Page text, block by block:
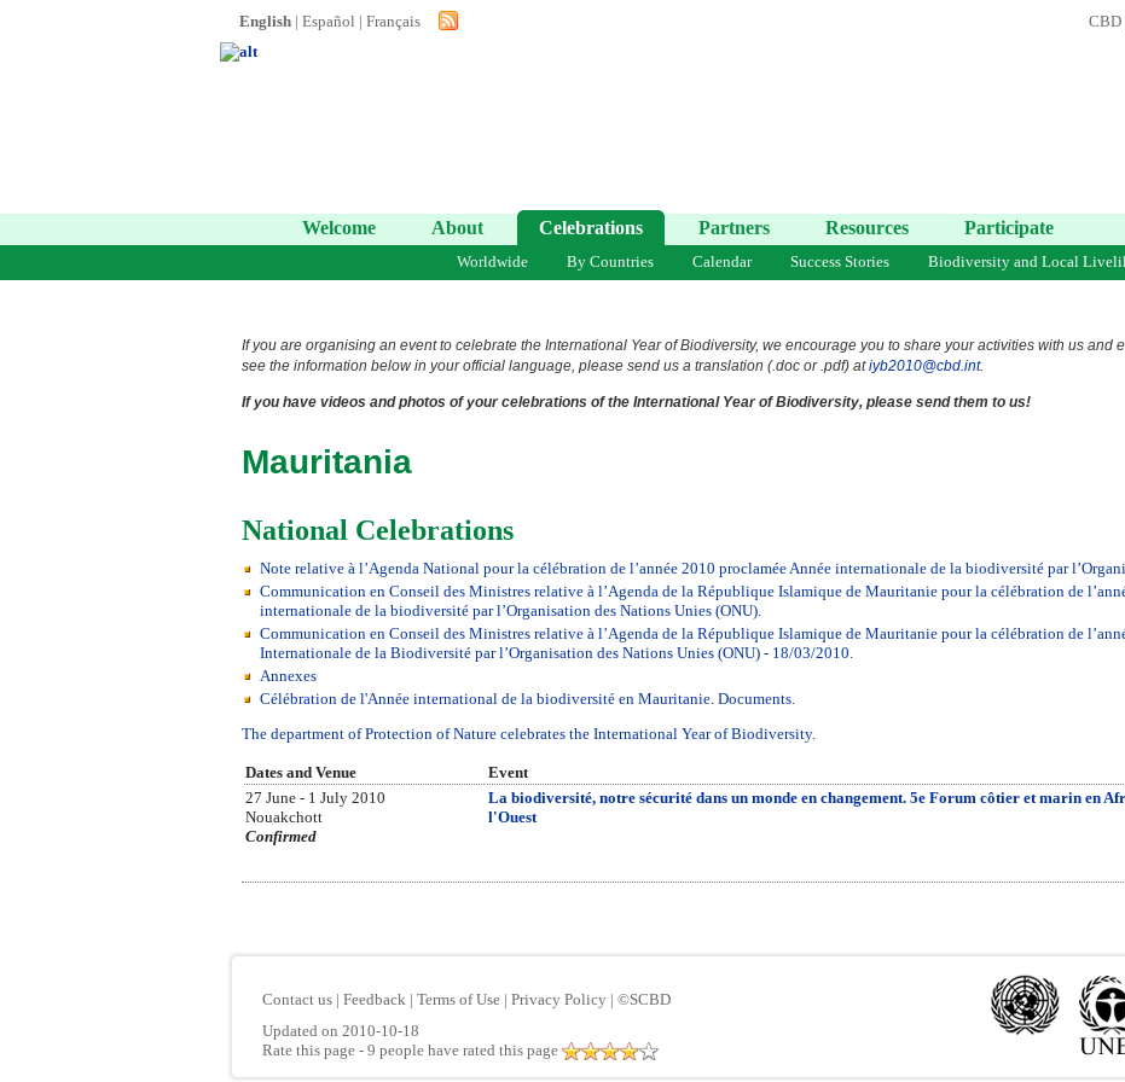
English | Español | Français CBD
Welcome About Celebrations Partners Resources Participate
Worldwide By Countries Calendar Success Stories Biodiversity and Local
If you are organising an event to celebrate the International Year of Biodiversity, we encourage you to share your activities with us and
see the information below in your official language, please send us a translation (.doc or .pdf) atiyb2010@cbd.int.
If you have videos and photos of your celebrations of the International Year of Biodiversity, please send them to us!
Mauritania
National Celebrations
Note relative à l’Agenda National pour la célébration de l’année 2010 proclamée Année internationale de la biodiversité par
Communication en Conseil des Ministres relative à l’Agenda de la République Islamique de Mauritanie pour la célébration de
internationale de la biodiversité par l’Organisation des Nations Unies (ONU).
Communication en Conseil des Ministres relative à l’Agenda de la République Islamique de Mauritanie pour la célébration de
Internationale de la Biodiversité par l’Organisation des Nations Unies (ONU) - 18/03/2010.
Annexes
Célébration de l'Année international de la biodiversité en Mauritanie. Documents.
The department of Protection of Nature celebrates the International Year of Biodiversity.
Dates and Venue
Event
27 June - 1 July 2010
Nouakchott
Confirmed
La biodiversité, notre sécurité dans un monde en changement. 5e Forum côtier et marin en
l'Ouest
Contact us | Feedback | Terms of Use | Privacy Policy | ©SCBD
Updated on 2010-10-18
Rate this page - 9 people have rated this page